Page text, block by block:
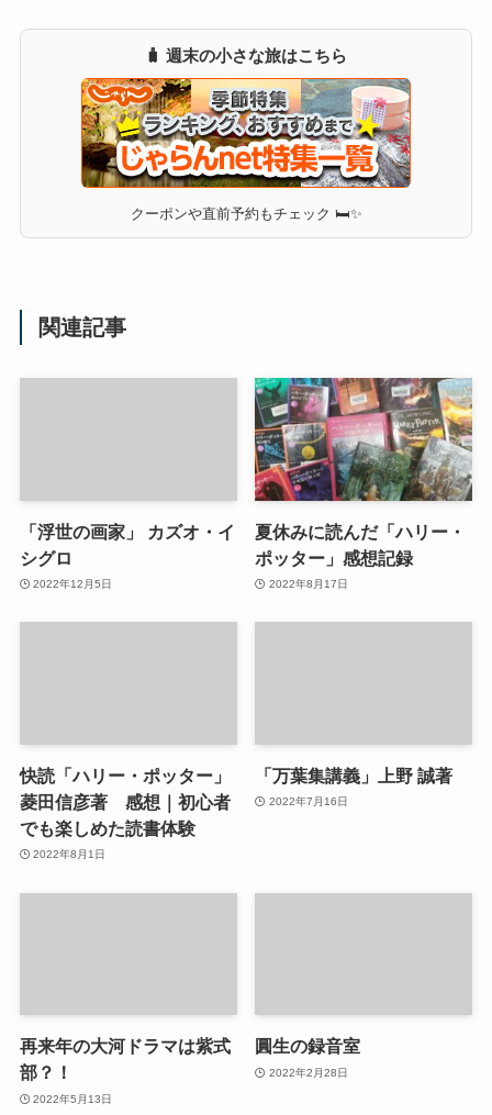
🧳 週末の小さな旅はこちら
クーポンや直前予約もチェック 🛏✨
関連記事
「浮世の画家」 カズオ・イ
シグロ
2022年12月5日
夏休みに読んだ「ハリー・
ポッター」感想記録
2022年8月17日
快読「ハリー・ポッター」
菱田信彦著 感想｜初心者
でも楽しめた読書体験
2022年8月1日
「万葉集講義」上野 誠著
2022年7月16日
再来年の大河ドラマは紫式
部？！
2022年5月13日
圓生の録音室
2022年2月28日